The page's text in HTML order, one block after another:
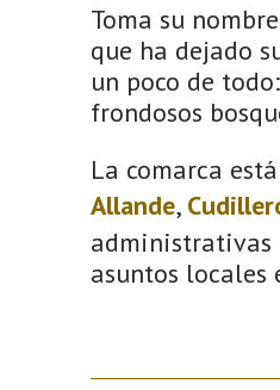
Toma su
que ha dejado
un poco de
frondosos
La comarca
Allande,
administrativas
asuntos locales